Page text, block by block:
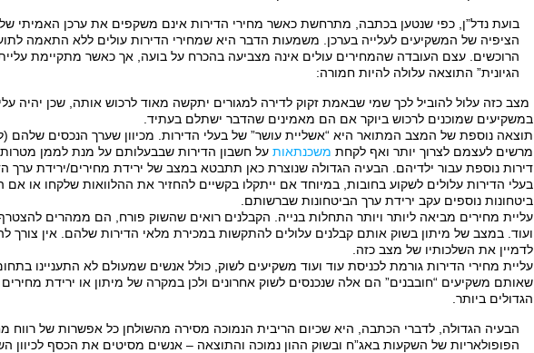
בועת נדל”ן, כפי שנטען בכתבה, מתרחשת כאשר מחירי הדירות אינם משקפים את ערכן האמיתי
הציפיה של המשקיעים לעלייה בערכן. משמעות הדבר היא שמחירי הדירות עולים ללא התאמה
הרוכשים. עצם העובדה שהמחירים עולים אינה מצביעה בהכרח על בועה, אך כאשר מתקיימת
הגיונית” התוצאה עלולה להיות חמורה:
מצב כזה עלול להוביל לכך שמי שבאמת זקוק לדירה למגורים יתקשה מאוד לרכוש אותה, שכן יהיה
במשקיעים שמוכנים לרכוש ביוקר אם הם מאמינים שהדבר ישתלם בעתיד.
תוצאה נוספת של המצב המתואר היא “אשליית עושר” של בעלי הדירות. מכיוון שערך הנכסים שלהם
מרשים לעצמם לצרוך יותר ואף לקחת משכנתאות על חשבון הדירות שבבעלותם על מנת לממן מטרות
דירות נוספת עבור ילדיהם. הבעיה הגדולה שנוצרת כאן תתבטא במצב של ירידת מחירים/ירידת ערך
בעלי הדירות עלולים לשקוע בחובות, במיוחד אם ייתקלו בקשיים להחזיר את ההלוואות שלקחו או אם
ביטחונות נוספים עקב ירידת ערך הביטחונות שברשותם.
עליית מחירים מביאה ליותר ויותר התחלות בנייה. הקבלנים רואים שהשוק פורח, הם ממהרים להצטרף
ועוד. במצב של מיתון בשוק אותם קבלנים עלולים להתקשות במכירת מלאי הדירות שלהם. אין צורך
לדמיין את השלכותיו של מצב כזה.
עליית מחירי הדירות גורמת לכניסת עוד ועוד משקיעים לשוק, כולל אנשים שמעולם לא התעניינו
שאותם משקיעים “חובבנים” הם אלה שנכנסים לשוק אחרונים ולכן במקרה של מיתון או ירידת
הגדולים ביותר.
הבעיה הגדולה, לדברי הכתבה, היא שכיום הריבית הנמוכה מסירה מהשולחן כל אפשרות של רווח
הפופולאריות של השקעות באג”ח ובשוק ההון נמוכה והתוצאה – אנשים מסיטים את הכסף לכיוון